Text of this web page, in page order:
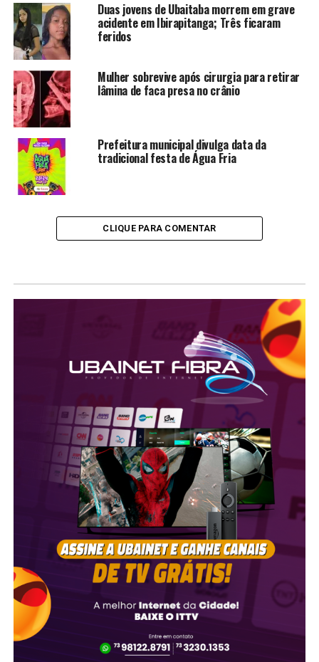
Duas jovens de Ubaitaba morrem em grave
acidente em Ibirapitanga; Três ficaram
feridos
Mulher sobrevive após cirurgia para retirar
lâmina de faca presa no crânio
Prefeitura municipal divulga data da
tradicional festa de Água Fria
CLIQUE PARA COMENTAR